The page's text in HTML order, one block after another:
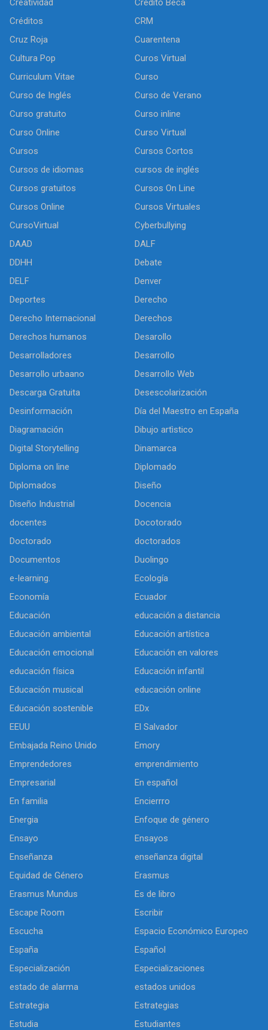
Creatividad
Crédito Beca
Créditos
CRM
Cruz Roja
Cuarentena
Cultura Pop
Curos Virtual
Curriculum Vitae
Curso
Curso de Inglés
Curso de Verano
Curso gratuito
Curso inline
Curso Online
Curso Virtual
Cursos
Cursos Cortos
Cursos de idiomas
cursos de inglés
Cursos gratuitos
Cursos On Line
Cursos Online
Cursos Virtuales
CursoVirtual
Cyberbullying
DAAD
DALF
DDHH
Debate
DELF
Denver
Deportes
Derecho
Derecho Internacional
Derechos
Derechos humanos
Desarollo
Desarrolladores
Desarrollo
Desarrollo urbaano
Desarrollo Web
Descarga Gratuita
Desescolarización
Desinformación
Día del Maestro en España
Diagramación
Dibujo artìstico
Digital Storytelling
Dinamarca
Diploma on line
Diplomado
Diplomados
Diseño
Diseño Industrial
Docencia
docentes
Docotorado
Doctorado
doctorados
Documentos
Duolingo
e-learning.
Ecología
Economía
Ecuador
Educación
educación a distancia
Educación ambiental
Educación artística
Educación emocional
Educación en valores
educación física
Educación infantil
Educación musical
educación online
Educación sostenible
EDx
EEUU
El Salvador
Embajada Reino Unido
Emory
Emprendedores
emprendimiento
Empresarial
En español
En familia
Encierrro
Energia
Enfoque de género
Ensayo
Ensayos
Enseñanza
enseñanza digital
Equidad de Género
Erasmus
Erasmus Mundus
Es de libro
Escape Room
Escribir
Escucha
Espacio Económico Europeo
España
Español
Especialización
Especializaciones
estado de alarma
estados unidos
Estrategia
Estrategias
Estudia
Estudiantes